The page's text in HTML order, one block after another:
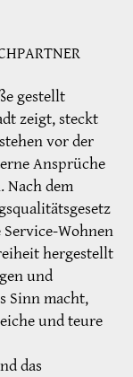
gestellt
zeigt, steckt
vor der
Ansprüche
Nach dem
Wohnen
hergestellt
und
Sinn macht,
und teure
das